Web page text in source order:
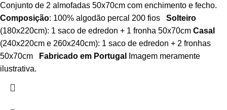
Conjunto de 2 almofadas 50x70cm com enchimento e fecho.
Composição: 100% algodão percal 200 fios Solteiro
(180x220cm): 1 saco de edredon + 1 fronha 50x70cm Casal
(240x220cm e 260x240cm): 1 saco de edredon + 2 fronhas
50x70cm
Fabricado em Portugal
Imagem meramente
ilustrativa.